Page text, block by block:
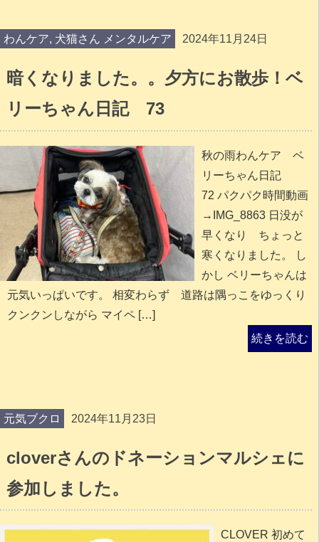
わんケア, 犬猫さん メンタルケア 2024年11月24日
暗くなりました。。夕方にお散歩！ベ
リーちゃん日記 73
秋の雨わんケア ベ
リーちゃん日記
72 パクパク時間動画
→IMG_8863 日没が
早くなり ちょっと
寒くなりました。 し
かし ベリーちゃんは
元気いっぱいです。 相変わらず 道路は隅っこをゆっくり
クンクンしながら マイペ […]
続きを読む
元気ブクロ 2024年11月23日
cloverさんのドネーションマルシェに
参加しました。
CLOVER 初めて